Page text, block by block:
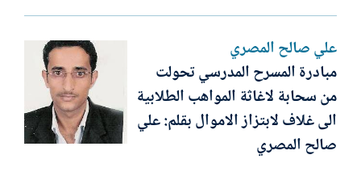
علي صالح المصري
مبادرة المسرح المدرسي تحولت
من سحابة لاغاثة المواهب الطلابية
الى غلاف لابتزاز الاموال بقلم: علي
صالح المصري